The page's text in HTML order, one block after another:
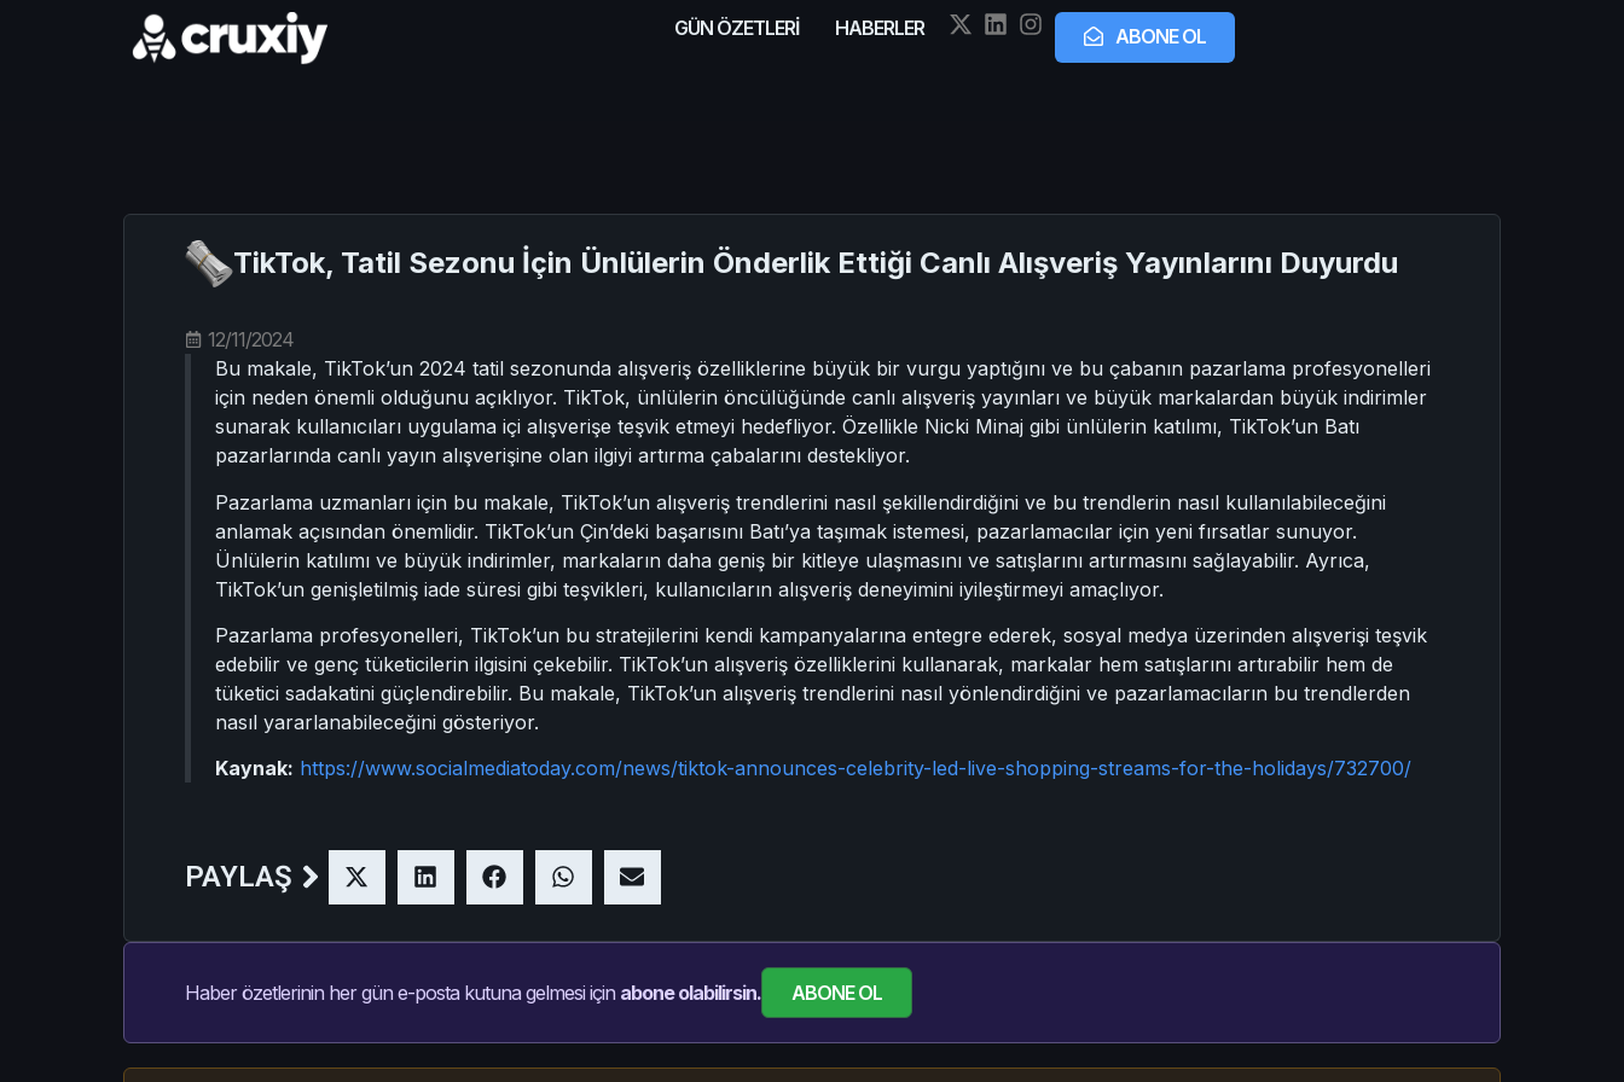
GÜN ÖZETLERİ HABERLER ABONE OL
TikTok, Tatil Sezonu İçin Ünlülerin Önderlik Ettiği Canlı Alışveriş Yayınlarını Duyurdu
12/11/2024
Bu makale, TikTok’un 2024 tatil sezonunda alışveriş özelliklerine büyük bir vurgu yaptığını ve bu çabanın pazarlama profesyonelleri
için neden önemli olduğunu açıklıyor. TikTok, ünlülerin öncülüğünde canlı alışveriş yayınları ve büyük markalardan büyük indirimler
sunarak kullanıcıları uygulama içi alışverişe teşvik etmeyi hedefliyor. Özellikle Nicki Minaj gibi ünlülerin katılımı, TikTok’un Batı
pazarlarında canlı yayın alışverişine olan ilgiyi artırma çabalarını destekliyor.
Pazarlama uzmanları için bu makale, TikTok’un alışveriş trendlerini nasıl şekillendirdiğini ve bu trendlerin nasıl kullanılabileceğini
anlamak açısından önemlidir. TikTok’un Çin’deki başarısını Batı’ya taşımak istemesi, pazarlamacılar için yeni fırsatlar sunuyor.
Ünlülerin katılımı ve büyük indirimler, markaların daha geniş bir kitleye ulaşmasını ve satışlarını artırmasını sağlayabilir. Ayrıca,
TikTok’un genişletilmiş iade süresi gibi teşvikleri, kullanıcıların alışveriş deneyimini iyileştirmeyi amaçlıyor.
Pazarlama profesyonelleri, TikTok’un bu stratejilerini kendi kampanyalarına entegre ederek, sosyal medya üzerinden alışverişi teşvik
edebilir ve genç tüketicilerin ilgisini çekebilir. TikTok’un alışveriş özelliklerini kullanarak, markalar hem satışlarını artırabilir hem de
tüketici sadakatini güçlendirebilir. Bu makale, TikTok’un alışveriş trendlerini nasıl yönlendirdiğini ve pazarlamacıların bu trendlerden
nasıl yararlanabileceğini gösteriyor.
Kaynak: https://www.socialmediatoday.com/news/tiktok-announces-celebrity-led-live-shopping-streams-for-the-holidays/732700/
PAYLAŞ
Haber özetlerinin her gün e-posta kutuna gelmesi için abone olabilirsin. ABONE OL